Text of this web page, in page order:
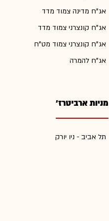
אג"ח מדינה צמוד מדד
אג"ח קונצרני צמוד מדד
אג"ח קונצרני צמוד מט"ח
אג"ח להמרה
מניות ארביטרז'
תל אביב - ניו יורק